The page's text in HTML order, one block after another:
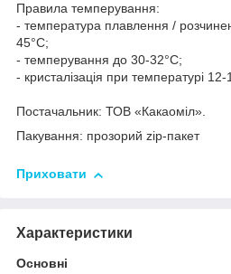
Правила темперування:
- температура плавлення /
45°С;
- темперування до 30-32°С;
- кристалізація при температурі
Постачальник: ТОВ «Какаоміл».
Пакування: прозорий zip-пакет
Приховати
Характеристики
Основні